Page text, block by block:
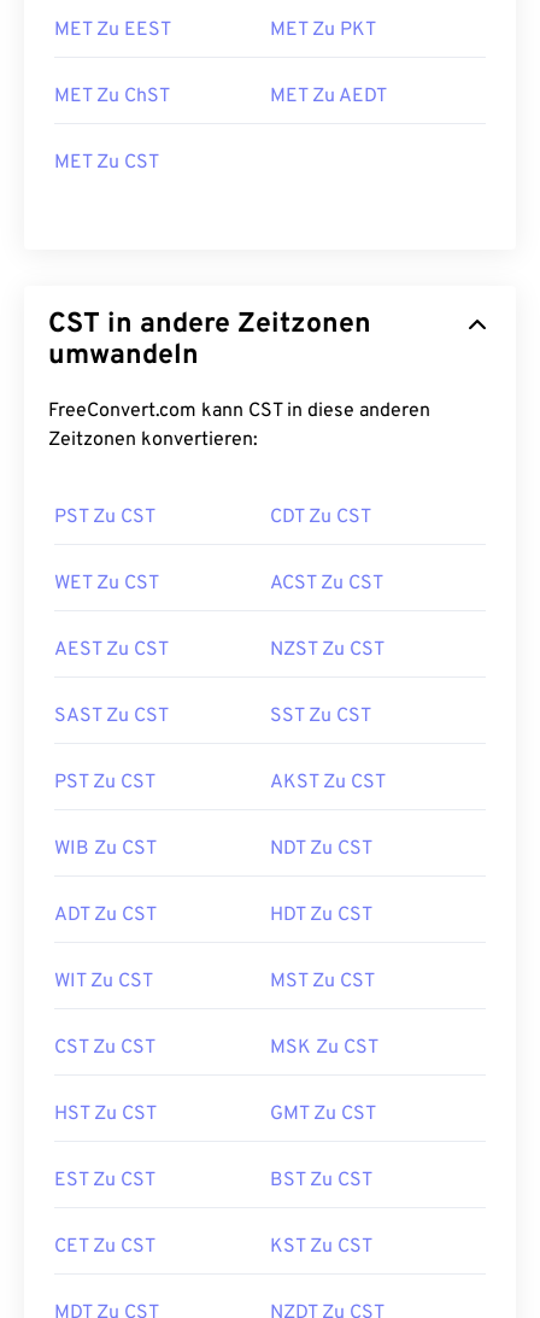
MET Zu EEST MET Zu PKT
MET Zu ChST MET Zu AEDT
MET Zu CST
CST in andere Zeitzonen
umwandeln
FreeConvert.com kann CST in diese anderen
Zeitzonen konvertieren:
PST Zu CST CDT Zu CST
WET Zu CST ACST Zu CST
AEST Zu CST NZST Zu CST
SAST Zu CST SST Zu CST
PST Zu CST AKST Zu CST
WIB Zu CST NDT Zu CST
ADT Zu CST HDT Zu CST
WIT Zu CST MST Zu CST
CST Zu CST MSK Zu CST
HST Zu CST GMT Zu CST
EST Zu CST BST Zu CST
CET Zu CST KST Zu CST
MDT Zu CST NZDT Zu CST